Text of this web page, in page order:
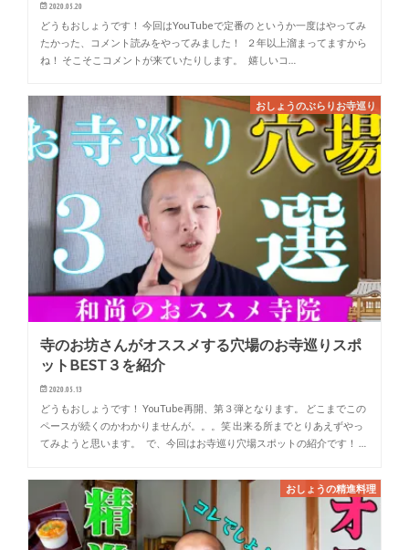
2020.05.20
どうもおしょうです！ 今回はYouTubeで定番の というか一度はやってみ
たかった、コメント読みをやってみました！ ２年以上溜まってますから
ね！ そこそこコメントが来ていたりします。 嬉しいコ…
おしょうのぶらりお寺巡り
寺のお坊さんがオススメする穴場のお寺巡りスポ
ットBEST３を紹介
2020.05.13
どうもおしょうです！ YouTube再開、第３弾となります。 どこまでこの
ペースが続くのかわかりませんが。。。笑 出来る所までとりあえずやっ
てみようと思います。 で、今回はお寺巡り穴場スポットの紹介です！ …
おしょうの精進料理